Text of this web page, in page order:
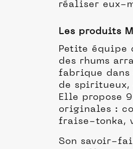
réaliser eux-
Les produits
Petite équipe
des rhums
fabrique
de spiritueux,
Elle propose
originales :
fraise-tonka,
Son savoir-